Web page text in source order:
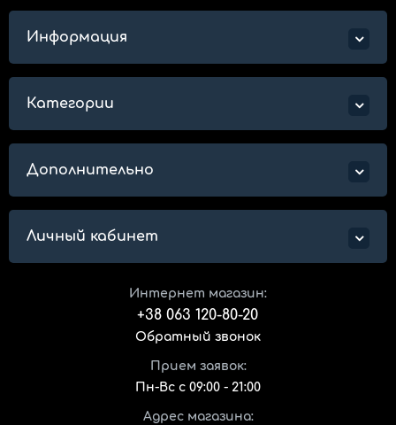
Информация
Категории
Дополнительно
Личный кабинет
Интернет магазин:
+38 063 120-80-20
Обратный звонок
Прием заявок:
Пн-Вс с 09:00 - 21:00
Адрес магазина: